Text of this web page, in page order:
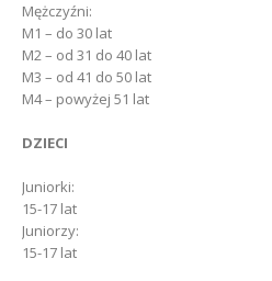
Mężczyźni:
M1 – do 30 lat
M2 – od 31 do 40 lat
M3 – od 41 do 50 lat
M4 – powyżej 51 lat
DZIECI
Juniorki:
15-17 lat
Juniorzy:
15-17 lat